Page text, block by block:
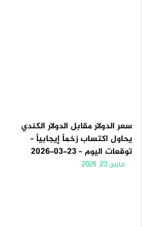
سعر الدولار مقابل الدولار الكندي
يحاول اكتساب زخماً إيجابياً –
توقعات اليوم – 23-03-2026
مارس 23, 2026